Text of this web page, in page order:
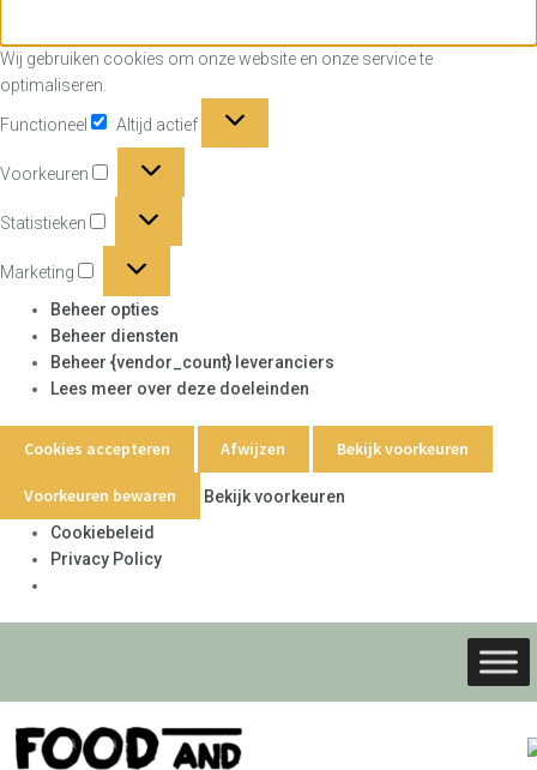
Wij gebruiken cookies om onze website en onze service te
optimaliseren.
Functioneel Altijd actief
Voorkeuren
Statistieken
Marketing
Marketing
Beheer opties
Beheer diensten
Beheer {vendor_count} leveranciers
Lees meer over deze doeleinden
Cookies accepteren Afwijzen Bekijk voorkeuren
Voorkeuren bewaren
Bekijk voorkeuren
Cookiebeleid
Privacy Policy
Ga
door
naar
Ga
naar
de